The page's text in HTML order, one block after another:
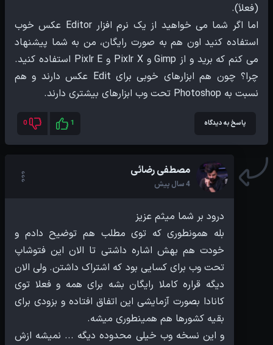
اما اگر شما می خواهید از یک نرم افزار Editor عکس خوب
استفاده کنید اون هم به صورت رایگان، من به شما پیشنهاد
می کنم که برید و از Gimp و Pixlr X و Pixlr E استفاده کنید.
چرا؟ چون هم ابزارهای خوبی برای Edit عکس دارند و هم
نسبت به Photoshop تحت وب ابزارهای بیشتری دارند.
پاسخ به دیدگاه 1
0
مصطفی رضائی
4 سال پیش
بله همونطوری که توی مطلب هم توضیح دادم و
خودت هم بهش اشاره داشتی تا الان این فتوشاپ
تحت وب برای کسایی بود که اشتراک داشتن. ولی الان
دیگه قراره کاملا رایگان بشه برای همه و فعلا توی
کانادا بصورت آزمایشی این اتفاق افتاده و بزودی برای
و این نسخه وب خیلی محدوده دیگه ... نمیشه ازش